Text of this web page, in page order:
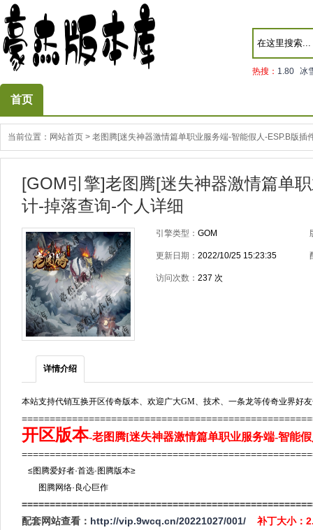
热搜： 1.80 冰
首页
当前位置： 网站首页 > 老图腾[迷失神器激情篇单职业服务端-智能假人-ESP.B版
[GOM引擎]老图腾[迷失神器激情篇单
计-掉落查询-个人详细
引擎类型： GOM
更新日期： 2022/10/25 15:23:35
访问次数： 237 次
详情介绍
本站支持代销互换开区传奇版本、欢迎广大GM、技术、一条龙等传奇业界好
开区版本-老图腾[迷失神器激情篇单职业服务端-智能
≤图腾爱好者·首选·图腾版本≥
图腾网络·良心巨作
配套网站查看： http://vip.9wcq.cn/20221027/001/ 补丁大小